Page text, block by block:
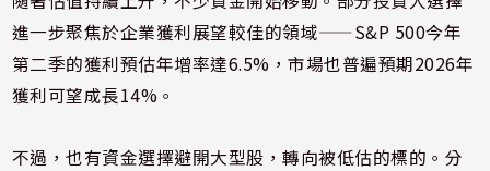
進一步聚焦於企業獲利展望較佳的領域——S&P 500今年
第二季的獲利預估年增率達6.5%，市場也普遍預期2026年
獲利可望成長14%。
不過，也有資金選擇避開大型股，轉向被低估的標的。分